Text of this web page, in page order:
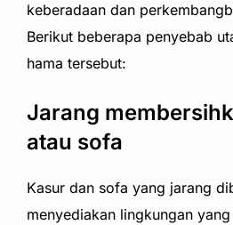
keberadaan dan
Berikut beberapa penyebab
hama tersebut:
Jarang
atau sofa
Kasur dan sofa yang jarang
menyediakan lingkungan